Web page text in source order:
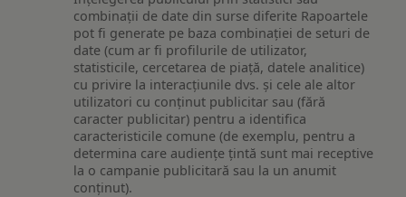
combinații de date din surse diferite Rapoartele
pot fi generate pe baza combinației de seturi de
date (cum ar fi profilurile de utilizator,
statisticile, cercetarea de piață, datele analitice)
cu privire la interacțiunile dvs. și cele ale altor
utilizatori cu conținut publicitar sau (fără
caracter publicitar) pentru a identifica
caracteristicile comune (de exemplu, pentru a
determina care audiențe țintă sunt mai receptive
la o campanie publicitară sau la un anumit
conținut).